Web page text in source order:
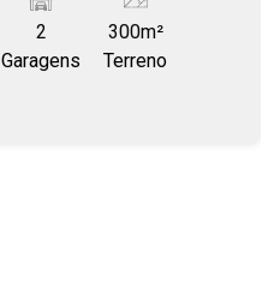
2
Garagens
300m²
Terreno